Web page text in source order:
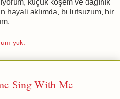
küçük köşem ve dağınık
hayali aklımda, bulutsuzum, bir
yok:
Sing With Me